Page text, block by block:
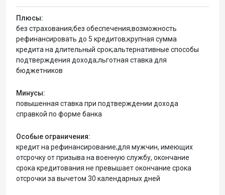
Плюсы:
без страхования;без обеспечения;возможность
рефинансировать до 5 кредитов;крупная сумма
кредита на длительный срок;альтернативные способы
подтверждения дохода;льготная ставка для
бюджетников
Минусы:
повышенная ставка при подтверждении дохода
справкой по форме банка
Особые ограничения:
кредит на рефинансирование;для мужчин, имеющих
отсрочку от призыва на военную службу, окончание
срока кредитования не превышает окончание срока
отсрочки за вычетом 30 календарных дней